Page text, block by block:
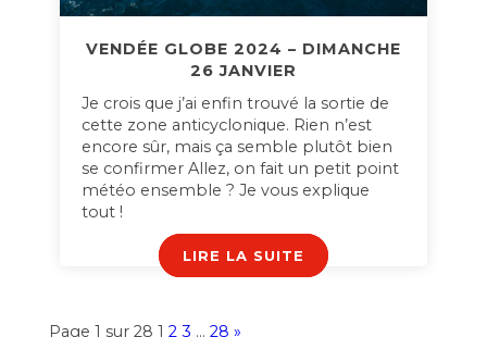
VENDÉE GLOBE 2024 – DIMANCHE
26 JANVIER
Je crois que j’ai enfin trouvé la sortie de
cette zone anticyclonique. Rien n’est
encore sûr, mais ça semble plutôt bien
se confirmer Allez, on fait un petit point
météo ensemble ? Je vous explique
tout !
LIRE LA SUITE
Page 1 sur 28 1 2 3 … 28 »